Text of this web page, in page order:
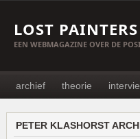
LOST PAINTERS
EEN WEBMAGAZINE OVER DE
archief theorie
PETER KLASHORST